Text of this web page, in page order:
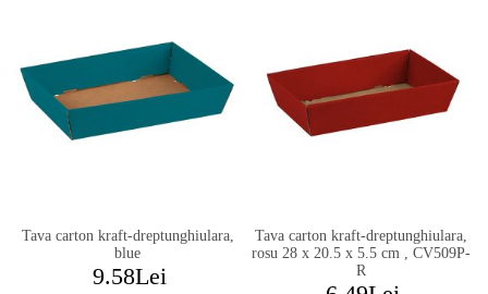
Tava carton kraft-dreptunghiulara,
blue
9.58Lei
Tava carton kraft-dreptunghiulara,
rosu 28 x 20.5 x 5.5 cm , CV509P-
R